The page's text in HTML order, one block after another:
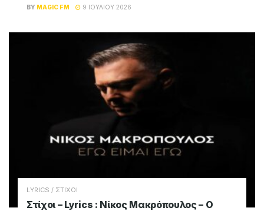
BY MAGIC FM 9 ΙΟΥΛΊΟΥ 2026
LYRICS / ΣΤΙΧΟΙ
Στίχοι – Lyrics : Νίκος Μακρόπουλος – Ο